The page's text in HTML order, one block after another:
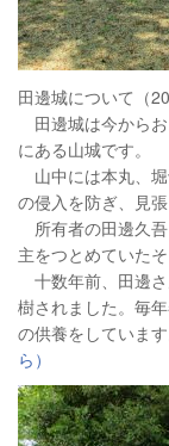
田邊城について（
田邊城は今から
にある山城です。
山中には本丸、
の侵入を防ぎ、見
所有者の田邊久
主をつとめていたそ
十数年前、田邊
樹されました。毎
の供養をしていま
ら）